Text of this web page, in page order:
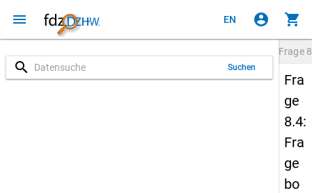
menu EN account_circle shopping_cart
search Suchen
Frage
Fra
ge
8.4:
Fra
ge
bo